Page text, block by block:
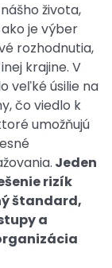
života,
je výber
rozhodnutia,
krajine. V
veľké úsilie na
čo viedlo k
umožňujú
Jeden
rizík
štandard,
a